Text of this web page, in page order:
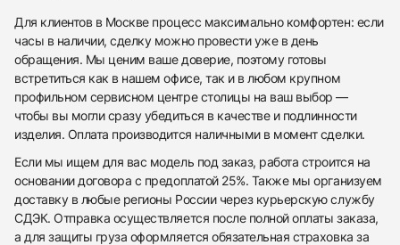
Для клиентов в Москве процесс максимально комфортен: если
часы в наличии, сделку можно провести уже в день
обращения. Мы ценим ваше доверие, поэтому готовы
встретиться как в нашем офисе, так и в любом крупном
профильном сервисном центре столицы на ваш выбор —
чтобы вы могли сразу убедиться в качестве и подлинности
изделия. Оплата производится наличными в момент сделки.
Если мы ищем для вас модель под заказ, работа строится на
основании договора с предоплатой 25%. Также мы организуем
доставку в любые регионы России через курьерскую службу
СДЭК. Отправка осуществляется после полной оплаты заказа,
а для защиты груза оформляется обязательная страховка за